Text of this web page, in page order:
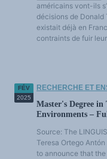
américains vont-ils
décisions de Donald
existait déjà en
contraints de fuir
FÉV
2025
RECHERCHE ET
Master's Degree
Environments –
Source: The
Teresa Ortego
to announce that the